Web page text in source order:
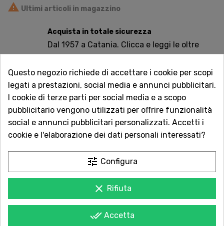
 Ultimi articoli in magazzino
Acquista in totale sicurezza
Dal 1957 a Catania. Clicca e leggi le oltre
1.000 recensioni dei nostri clienti.
Spedizioni rapide
Consegna in tutta Italia in 5 giorni
dall'ordine
Servizio Clienti sempre con te
Contattaci online oppure chiama per
qualsiasi informazione.
BANCHA FIORITO: Miscela di tè verde giapponese e cinese con
Questo negozio richiede di accettare i cookie per scopi
legati a prestazioni, social media e annunci pubblicitari.
I cookie di terze parti per social media e a scopo
pubblicitario vengono utilizzati per offrire funzionalità
social e annunci pubblicitari personalizzati. Accetti i
cookie e l'elaborazione dei dati personali interessati?
tune Configura
clear Rifiuta
done_all Accetta